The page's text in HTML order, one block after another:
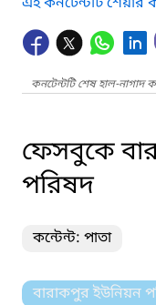
কনটেন্টটি শেষ হাল-নাগাদ
ফেসবুকে
পরিষদ
কন্টেন্ট: পাতা
বারাকপুর ইউনিয়ন